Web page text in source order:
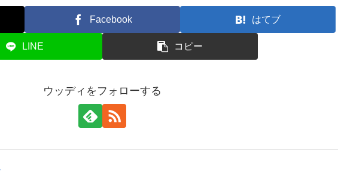
Facebook はてブ
LINE コピー
ウッディをフォローする